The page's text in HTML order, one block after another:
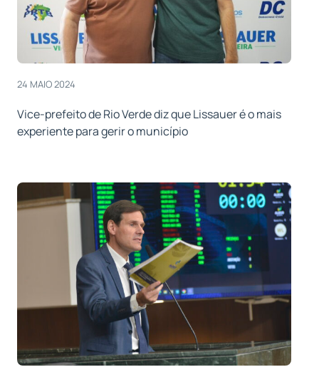
24 MAIO 2024
Vice-prefeito de Rio Verde diz que Lissauer é o mais
experiente para gerir o município